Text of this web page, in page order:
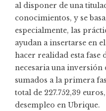
al disponer de una
conocimientos, y se
especialmente, las
ayudan a insertarse en
hacer realidad esta fase
necesaria una inversión
sumados a la primera
total de 227.752,39
desempleo en Ubrique.